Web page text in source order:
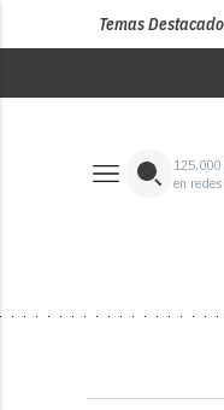
Temas
125,000
en